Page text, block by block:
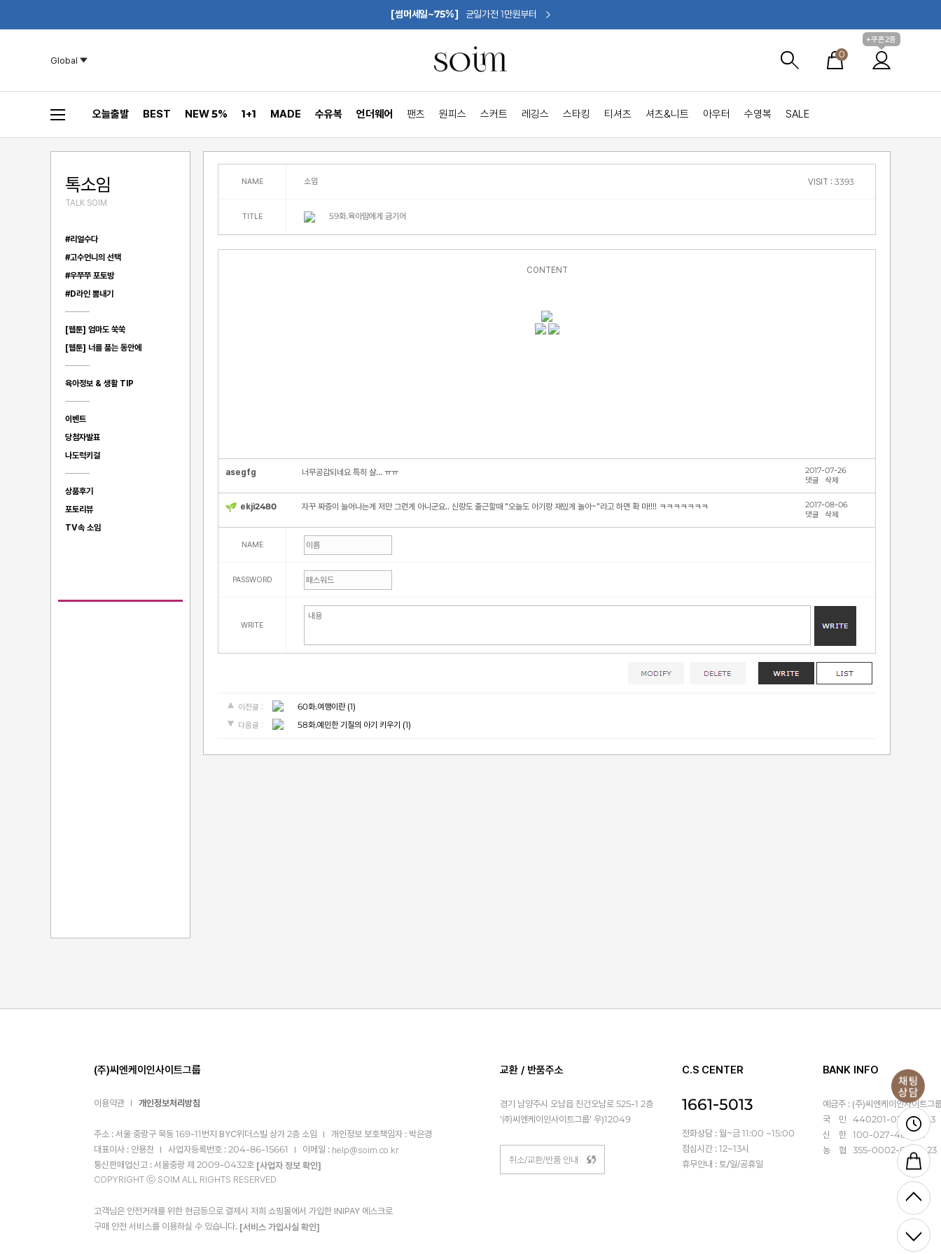
[썸머세일~75%] 균일가전 1만원부터
Global
0
+쿠폰2종
오늘출발 BEST NEW 5% 1+1 MADE 수유복 언더웨어 팬츠 원피스 스커트 레깅스 스타킹 티셔츠 셔츠&니트 아우터 수영복 SALE
톡소임
TALK SOIM
#리얼수다
#고수언니의 선택
#우쭈쭈 포토방
#D라인 뽐내기
[웹툰] 엄마도 쑥쑥
[웹툰] 너를 품는 동안에
육아정보 & 생활 TIP
이벤트
당첨자발표
나도럭키걸
상품후기
포토리뷰
TV속 소임
NAME 소임 VISIT : 3393
TITLE 59화.육아맘에게 금기어
CONTENT
asegfg 너무공감되네요 특히 살... ㅠㅠ
2017-07-26
댓글
삭제
ekji2480 자꾸 짜증이 늘어나는게 저만 그런게 아니군요.. 신랑도 출근할때 "오늘도 아기랑 재밌게 놀아~"라고 하면 확 마!!!! ㅋㅋㅋㅋㅋㅋㅋ
2017-08-06
댓글
삭제
NAME
PASSWORD
WRITE
이전글 : 60화.여행이란(1)
다음글 : 58화.예민한 기질의 아기 키우기 (1)
(주)씨엔케이인사이트그룹
이용약관 개인정보처리방침
주소 : 서울 중랑구 묵동 169-11번지 BYC위더스빌 상가 2층 소임
개인정보 보호책임자 : 박은경
대표이사 : 안용찬
사업자등록번호 : 204-86-15661 이메일 : help@soim.co.kr
통신판매업신고 : 서울중랑 제 2009-0432호 [사업자 정보 확인]
COPYRIGHT ⓒ SOIM ALL RIGHTS RESERVED
고객님은 안전거래를 위한 현금등으로 결제시 저희 쇼핑몰에서 가입한 INIPAY 에스크로
구매 안전 서비스를 이용하실 수 있습니다. [서비스 가입사실 확인]
교환 / 반품주소
경기 남양주시 오남읍 진건오남로 525-1 2층
'㈜씨엔케이인사이트그룹' 우)12049
취소/교환/반품 안내
C.S CENTER
1661-5013
전화상담 : 월~금 11:00 ~15:00
점심시간 : 12~13시
휴무안내 : 토/일/공휴일
BANK INFO
예금주 : (주)씨엔케이인사이트그
국 민 440201-01-367143
신 한 100-027-486931
농 협 355-0002-6470-23